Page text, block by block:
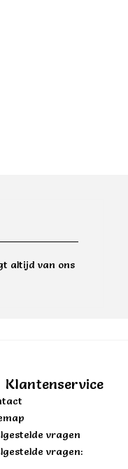
altijd van ons
Klantenservice
vragen
vragen: